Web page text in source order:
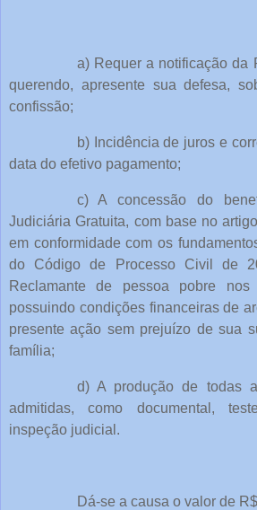
a) Requer a notificação da
querendo, apresente sua defesa,
confissão;
b) Incidência de juros e
data do efetivo pagamento;
c) A concessão do
Judiciária Gratuita, com base no
em conformidade com os
do Código de Processo Civil de
Reclamante de pessoa pobre
possuindo condições financeiras de
presente ação sem prejuízo de sua
família;
d) A produção de todas
admitidas, como documental,
inspeção judicial.
Dá-se a causa o valor de